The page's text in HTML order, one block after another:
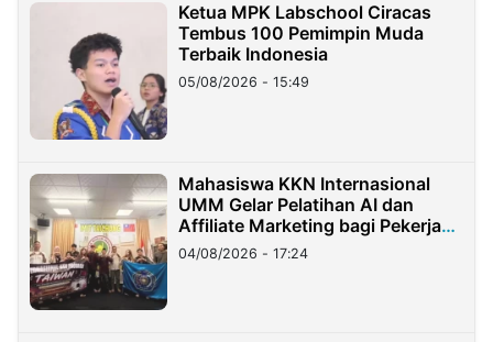
Ketua MPK Labschool Ciracas
Tembus 100 Pemimpin Muda
Terbaik Indonesia
05/08/2026 - 15:49
Mahasiswa KKN Internasional
UMM Gelar Pelatihan AI dan
Affiliate Marketing bagi Pekerja
Migran Indonesia di Taiwan
04/08/2026 - 17:24